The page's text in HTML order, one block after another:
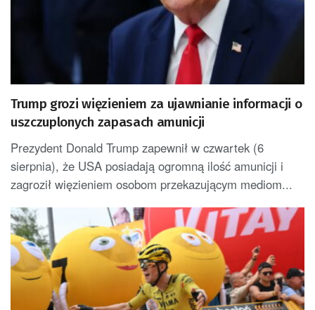
Trump grozi więzieniem za ujawnianie informacji o
uszczuplonych zapasach amunicji
Prezydent Donald Trump zapewnił w czwartek (6
sierpnia), że USA posiadają ogromną ilość amunicji i
zagroził więzieniem osobom przekazującym mediom...